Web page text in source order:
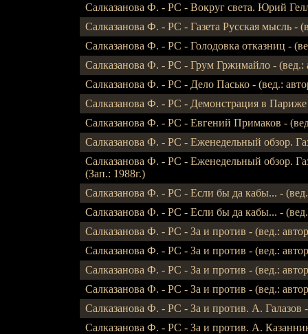
Салказанова Ф. - РС - Вокруг света. Юрий
Салказанова Ф. - РС - Газета Русская мысль -
Салказанова Ф. - РС - Голодовка отказниц -
Салказанова Ф. - РС - Грум Гржимайло - (вед.:
Салказанова Ф. - РС - Дело Пасько - (вед.:
Салказанова Ф. - РС - Демонстрация в Париже
Салказанова Ф. - РС - Евгений Примаков -
Салказанова Ф. - РС - Еженедельный обзор.
Салказанова Ф. - РС - Еженедельный обзор.
(Зап.: 1988г.)
Салказанова Ф. - РС - Если бы да кабы... -
Салказанова Ф. - РС - Если бы да кабы... -
Салказанова Ф. - РС - За и против - (вед.:
Салказанова Ф. - РС - За и против - (вед.:
Салказанова Ф. - РС - За и против - (вед.:
Салказанова Ф. - РС - За и против - (вед.:
Салказанова Ф. - РС - За и против. А. Галазов
Салказанова Ф. - РС - За и против. А.